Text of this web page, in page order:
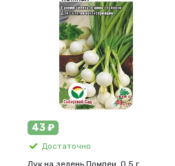
43 ₽
Достаточно
Лук на зелень Помпеи, 0,5 г